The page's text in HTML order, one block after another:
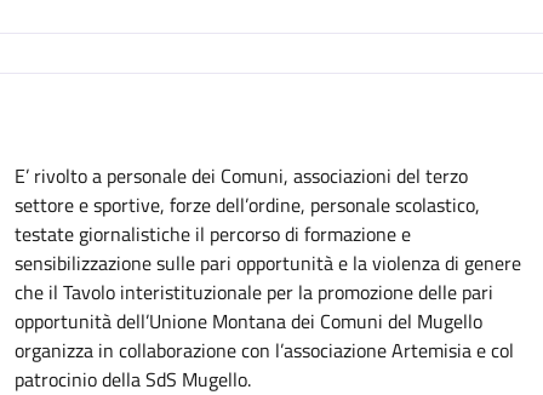
E’ rivolto a personale dei Comuni, associazioni del terzo
settore e sportive, forze dell’ordine, personale scolastico,
testate giornalistiche il percorso di formazione e
sensibilizzazione sulle pari opportunità e la violenza di genere
che il Tavolo interistituzionale per la promozione delle pari
opportunità dell’Unione Montana dei Comuni del Mugello
organizza in collaborazione con l’associazione Artemisia e col
patrocinio della SdS Mugello.